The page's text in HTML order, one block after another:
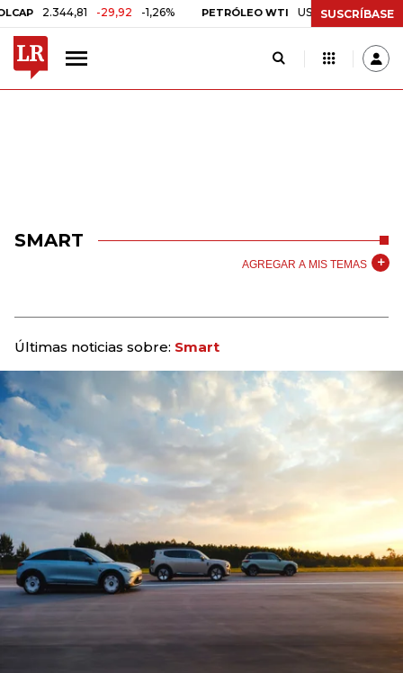
2.344,81 -29,92 -1,26% PETRÓLEO WTI US$ 75,09 -US$ 0,24 -
SUSCRÍBASE
SMART
AGREGAR A MIS TEMAS
Últimas noticias sobre: Smart